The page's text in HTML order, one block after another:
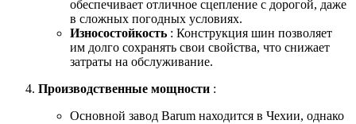
обеспечивает отличное сцепление с дорогой, даже
в сложных погодных условиях.
Износостойкость : Конструкция шин позволяет
им долго сохранять свои свойства, что снижает
затраты на обслуживание.
Производственные мощности :
Основной завод Barum находится в Чехии, однако